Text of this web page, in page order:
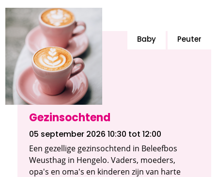
Gezinsochtend
Baby Peuter
05 september 2026 10:30 tot 12:00
Een gezellige gezinsochtend in Beleefbos
Weusthag in Hengelo. Vaders, moeders,
opa's en oma's en kinderen zijn van harte